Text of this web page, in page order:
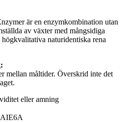
är en enzymkombination utan
av växter med mångsidiga
naturidentiska rena
mellan måltider. Överskrid inte det
eller amning